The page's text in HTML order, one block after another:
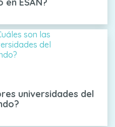
ESAN?
universidades del